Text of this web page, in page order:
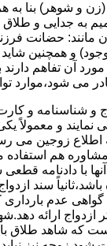
شوهر) بنا به هر
جدایی و طلاق
حضانت
و همچنین شاید
آن تفاهم دارند
می شود،موارد
و شناسنامه و
و معمولاً
به اطلاع زوجین
هم
با دادنامه
سند
عدم بارداری
ارائه
که شاهد طلاق